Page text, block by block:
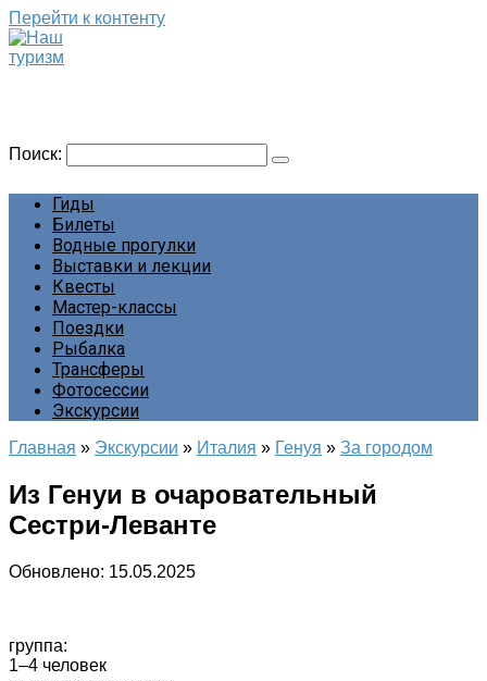
Перейти к контенту
Поиск:
Гиды
Билеты
Водные прогулки
Выставки и лекции
Квесты
Мастер-классы
Поездки
Рыбалка
Трансферы
Фотосессии
Экскурсии
Главная » Экскурсии » Италия » Генуя » За городом
Из Генуи в очаровательный
Сестри-Леванте
Обновлено: 15.05.2025
группа:
1–4 человек